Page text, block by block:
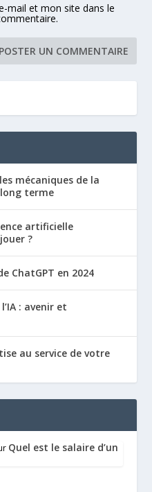
mail et mon site dans le
mécaniques de la
terme
artificielle
?
ChatGPT en 2024
: avenir et
au service de votre
Quel est le salaire d’un